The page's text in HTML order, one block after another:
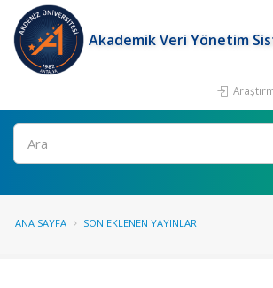
Akademik Veri Yönetim
Ara
ANA SAYFA SON EKLENEN YAYINLAR